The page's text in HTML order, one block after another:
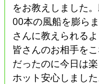
をお教えしました
00本の風船を膨ら
さんに教えられる
皆さんのお相手を
だったのに今日は
ホット安心しまし